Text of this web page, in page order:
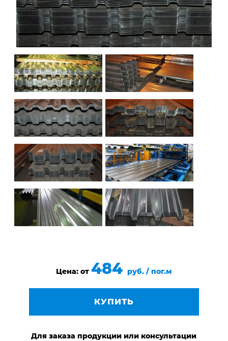
КОНТАКТЫ
Цена: от 484 руб. / пог.м
КУПИТЬ
Для заказа продукции или консультации